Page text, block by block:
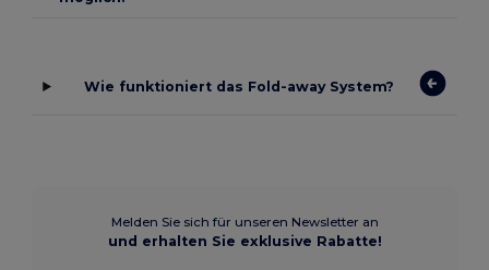
Wie funktioniert das Fold-away System?
Melden Sie sich für unseren Newsletter an
und erhalten Sie exklusive Rabatte!